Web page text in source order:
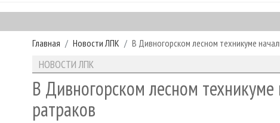
Главная Новости ЛПК В Дивногорском лесном техникуме
НОВОСТИ ЛПК
В Дивногорском лесном техникуме
ратраков